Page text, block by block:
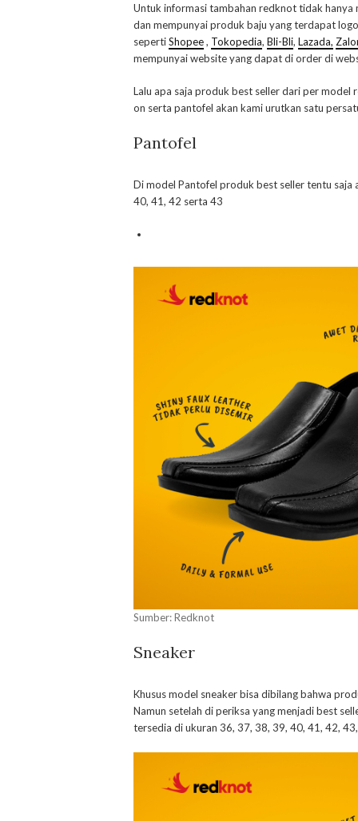
Untuk informasi tambahan redknot tidak hanya
dan mempunyai produk baju yang terdapat
sepertiShopee, Tokopedia, Bli-Bli, Lazada,
mempunyai website yang dapat di order di
Lalu apa saja produk best seller dari per
on serta pantofel akan kami urutkan satu
Pantofel
Di model Pantofel produk best seller tentu
40, 41, 42 serta 43
Sumber: Redknot
Sneaker
Khusus model sneaker bisa dibilang bahwa
Namun setelah di periksa yang menjadi best
tersedia di ukuran 36, 37, 38, 39, 40, 41, 42,